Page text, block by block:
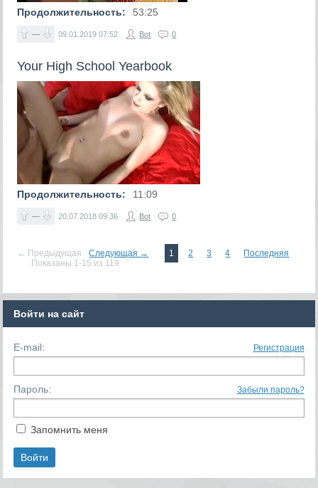
Продолжительность: 53:25
— 09.01.2019 07:52 Bot 0
Your High School Yearbook
Продолжительность: 11:09
— 20.07.2018 09:36 Bot 0
← Предыдущая Следующая → 1 2 3 4
Последняя
Показаны 1-15 из 119
Войти на сайт
E-mail: Регистрация
Пароль: Забыли пароль?
Запомнить меня